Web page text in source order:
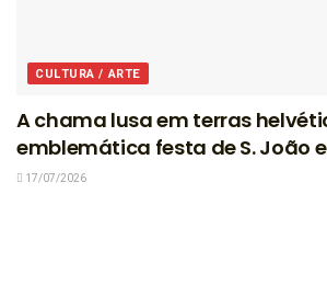
CULTURA / ARTE
A chama lusa em terras
emblemática festa de S. João
17/07/2026